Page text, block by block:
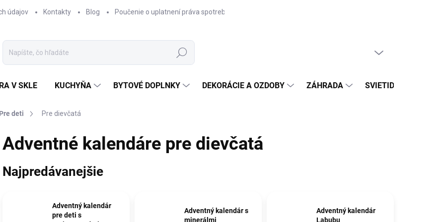
údajov Kontakty Blog Poučenie o uplatnení práva spotrebiteľa na odstúpenie
Hľadať
V SKLE KUCHYŇA BYTOVÉ DOPLNKY DEKORÁCIE A OZDOBY ZÁHRADA SVIETIDLÁ
deti Pre dievčatá
Adventné kalendáre pre dievčatá
Najpredávanejšie
Adventný kalendár
pre deti s
Adventný kalendár s
minerálmi
Adventný kalendár
Labubu